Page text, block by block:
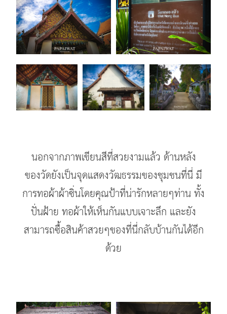
นอกจากภาพเขียนสีที่สวยงามแล้ว ด้านหลัง
ของวัดยังเป็นจุดแสดงวัฒธรรมของชุมชนที่นี่ มี
การทอผ้าผ้าซิ่นโดยคุณป้าที่น่ารักหลายๆท่าน ทั้ง
ปั่นฝ้าย ทอผ้าให้เห็นกันแบบเจาะลึก และยัง
สามารถซื้อสินค้าสวยๆของที่นี่กลับบ้านกันได้อีก
ด้วย